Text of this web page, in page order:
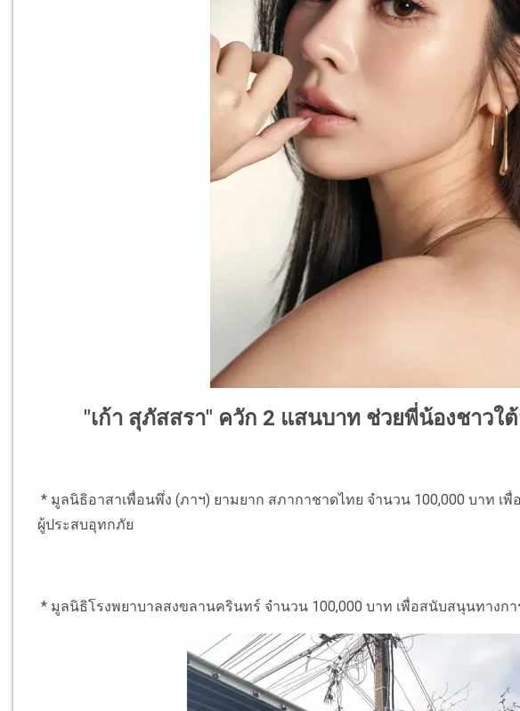
"เก้า สุภัสสรา" ควัก 2 แสนบาท ช่วยพี่น้องชาว
* มูลนิธิอาสาเพื่อนพึ่ง (ภาฯ) ยามยาก สภากาชาดไทย จำนวน 100,000 บาท เ
ผู้ประสบอุทกภัย
* มูลนิธิโรงพยาบาลสงขลานครินทร์ จำนวน 100,000 บาท เพื่อสนับสนุนทางก